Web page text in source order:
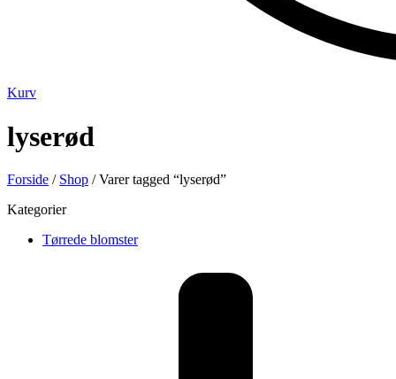
Kurv
lyserød
Forside / Shop / Varer tagged “lyserød”
Kategorier
Tørrede blomster